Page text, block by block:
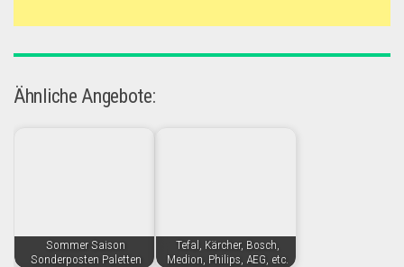
Ähnliche Angebote:
Sommer Saison
Sonderposten Paletten
Tefal, Kärcher, Bosch,
Medion, Philips, AEG, etc.